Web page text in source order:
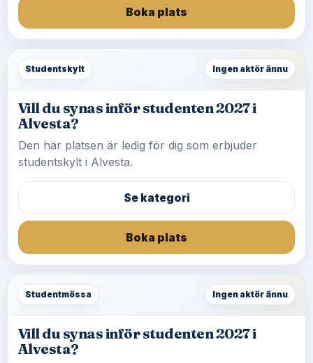
Boka plats
Studentskylt Ingen aktör ännu
Vill du synas inför studenten 2027 i
Alvesta?
Den här platsen är ledig för dig som erbjuder
studentskylt i Alvesta.
Se kategori
Boka plats
Studentmössa Ingen aktör ännu
Vill du synas inför studenten 2027 i
Alvesta?